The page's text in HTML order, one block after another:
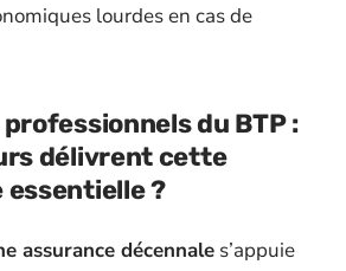
lourdes en cas de
du BTP :
délivrent cette
?
assurance décennale s’appuie